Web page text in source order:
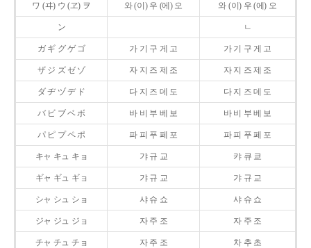
ワ (ヰ) ウ (ヱ) ヲ 와 (이) 우 (에) 오 와 (이) 우 (에) 오
ン ㄴ
ガ ギ グ ゲ ゴ 가 기 구 게 고 가 기 구 게 고
ザ ジ ズ ゼ ゾ 자 지 즈 제 조 자 지 즈 제 조
ダ ヂ ヅ デ ド 다 지 즈 데 도 다 지 즈 데 도
バ ビ ブ ベ ボ 바 비 부 베 보 바 비 부 베 보
パ ピ プ ペ ポ 파 피 푸 페 포 파 피 푸 페 포
キャ キュ キョ 갸 규 교 캬 큐 쿄
ギャ ギュ ギョ 갸 규 교 갸 규 교
シャ シュ ショ 샤 슈 쇼 샤 슈 쇼
ジャ ジュ ジョ 자 주 조 자 주 조
チャ チュ チョ 자 주 조 차 추 초